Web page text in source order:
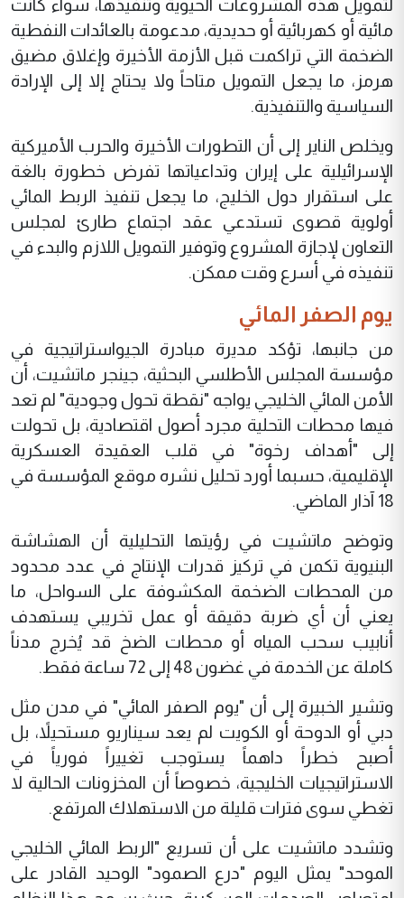
لتمويل هذه المشروعات الحيوية وتنفيذها، سواء كانت
مائية أو كهربائية أو حديدية، مدعومة بالعائدات النفطية
الضخمة التي تراكمت قبل الأزمة الأخيرة وإغلاق مضيق
هرمز، ما يجعل التمويل متاحاً ولا يحتاج إلا إلى الإرادة
السياسية والتنفيذية.
ويخلص الناير إلى أن التطورات الأخيرة والحرب الأميركية
الإسرائيلية على إيران وتداعياتها تفرض خطورة بالغة
على استقرار دول الخليج، ما يجعل تنفيذ الربط المائي
أولوية قصوى تستدعي عقد اجتماع طارئ لمجلس
التعاون لإجازة المشروع وتوفير التمويل اللازم والبدء في
تنفيذه في أسرع وقت ممكن.
يوم الصفر المائي
من جانبها، تؤكد مديرة مبادرة الجيواستراتيجية في
مؤسسة المجلس الأطلسي البحثية، جينجر ماتشيت، أن
الأمن المائي الخليجي يواجه "نقطة تحول وجودية" لم تعد
فيها محطات التحلية مجرد أصول اقتصادية، بل تحولت
إلى "أهداف رخوة" في قلب العقيدة العسكرية
الإقليمية، حسبما أورد تحليل نشره موقع المؤسسة في
18 آذار الماضي.
وتوضح ماتشيت في رؤيتها التحليلية أن الهشاشة
البنيوية تكمن في تركيز قدرات الإنتاج في عدد محدود
من المحطات الضخمة المكشوفة على السواحل، ما
يعني أن أي ضربة دقيقة أو عمل تخريبي يستهدف
أنابيب سحب المياه أو محطات الضخ قد يُخرج مدناً
كاملة عن الخدمة في غضون 48 إلى 72 ساعة فقط.
وتشير الخبيرة إلى أن "يوم الصفر المائي" في مدن مثل
دبي أو الدوحة أو الكويت لم يعد سيناريو مستحيلاً، بل
أصبح خطراً داهماً يستوجب تغييراً فورياً في
الاستراتيجيات الخليجية، خصوصاً أن المخزونات الحالية لا
تغطي سوى فترات قليلة من الاستهلاك المرتفع.
وتشدد ماتشيت على أن تسريع "الربط المائي الخليجي
الموحد" يمثل اليوم "درع الصمود" الوحيد القادر على